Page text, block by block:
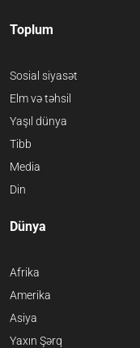
Toplum
Sosial siyasət
Elm və təhsil
Yaşıl dünya
Tibb
Media
Din
Dünya
Afrika
Amerika
Asiya
Yaxın Şərq